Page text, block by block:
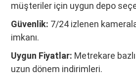
müşteriler için uygun depo
Güvenlik: 7/24 izlenen
imkanı.
Uygun Fiyatlar: Metrekare
uzun dönem indirimleri.